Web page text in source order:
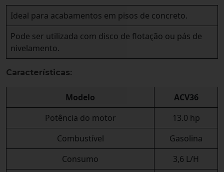
Ideal para acabamentos em pisos de concreto.
Pode ser utilizada com disco de flotação ou pás de
nivelamento.
Características:
Modelo
ACV36
Potência do motor
13.0 hp
Combustível
Gasolina
Consumo
3,6 L/H